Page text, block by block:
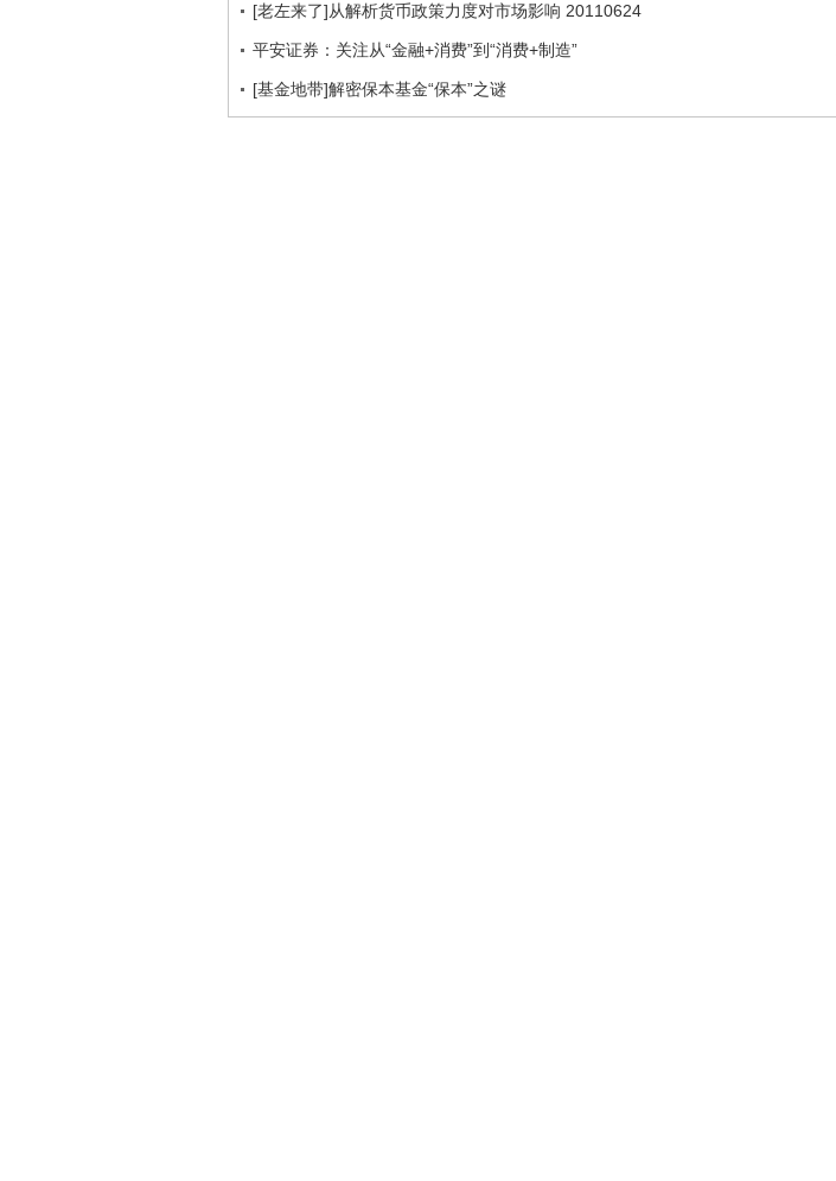
[老左来了]从解析货币政策力度对市场影响 20110624
平安证券：关注从“金融+消费”到“消费+制造”
[基金地带]解密保本基金“保本”之谜